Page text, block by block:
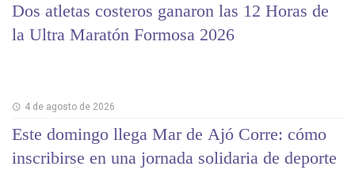
Dos atletas costeros ganaron las 12 Horas de
la Ultra Maratón Formosa 2026
4 de agosto de 2026
Este domingo llega Mar de Ajó Corre: cómo
inscribirse en una jornada solidaria de deporte